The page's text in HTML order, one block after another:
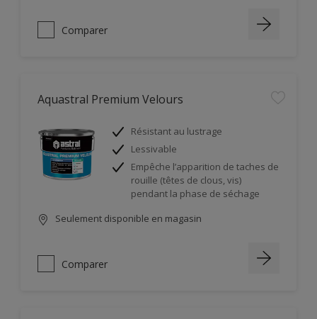
Comparer
Aquastral Premium Velours
Résistant au lustrage
Lessivable
Empêche l’apparition de taches de
rouille (têtes de clous, vis)
pendant la phase de séchage
Seulement disponible en magasin
Comparer